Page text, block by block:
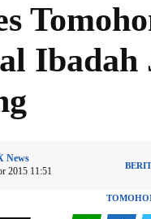
Ibadah
News
2015 11:51